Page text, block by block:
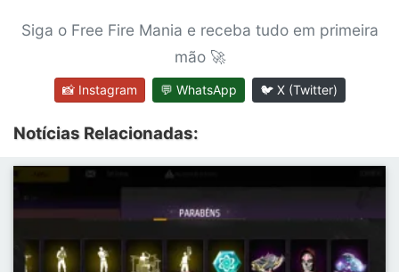
Siga o Free Fire Mania e receba tudo em primeira
mão 🚀
📸 Instagram 💬 WhatsApp 🐦 X (Twitter)
Notícias Relacionadas: